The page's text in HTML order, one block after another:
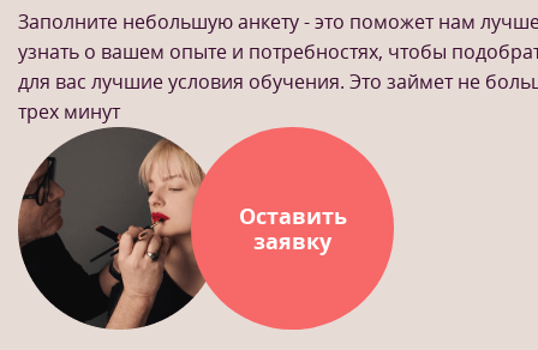
Заполните небольшую анкету - это поможет нам
узнать о вашем опыте и потребностях, чтобы
для вас лучшие условия обучения. Это займет не
трех минут
Оставить
заявку